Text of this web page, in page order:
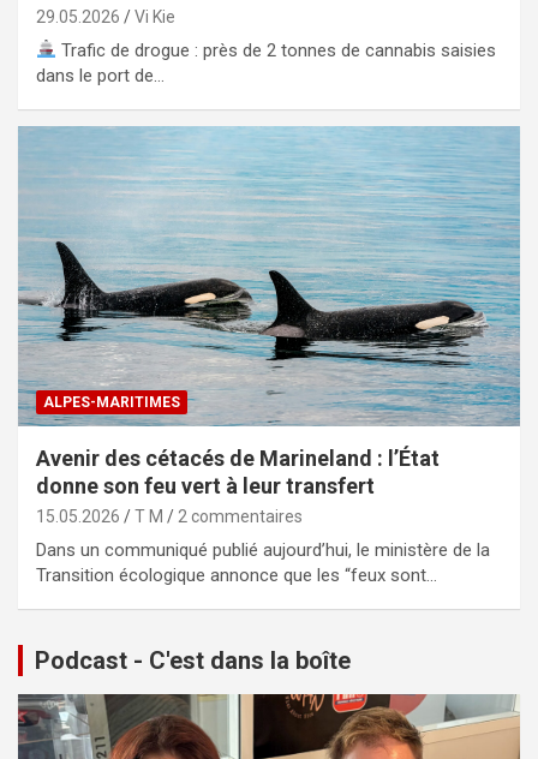
29.05.2026 Vi Kie
Trafic de drogue : près de 2 tonnes de cannabis saisies
dans le port de…
ALPES-MARITIMES
Avenir des cétacés de Marineland : l’État
donne son feu vert à leur transfert
15.05.2026 T M 2 commentaires
Dans un communiqué publié aujourd’hui, le ministère de la
Transition écologique annonce que les “feux sont…
Podcast - C'est dans la boîte